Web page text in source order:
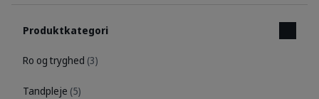
Produktkategori
Ro og tryghed (3)
Tandpleje (5)